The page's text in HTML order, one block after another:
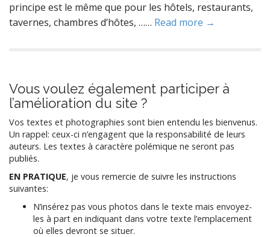
principe est le même que pour les hôtels, restaurants,
tavernes, chambres d’hôtes, …… Read more →
Vous voulez également participer à
l’amélioration du site ?
Vos textes et photographies sont bien entendu les bienvenus.
Un rappel: ceux-ci n’engagent que la responsabilité de leurs
auteurs. Les textes à caractère polémique ne seront pas
publiés.
EN PRATIQUE, je vous remercie de suivre les instructions
suivantes:
N’insérez pas vous photos dans le texte mais envoyez-
les à part en indiquant dans votre texte l’emplacement
où elles devront se situer.